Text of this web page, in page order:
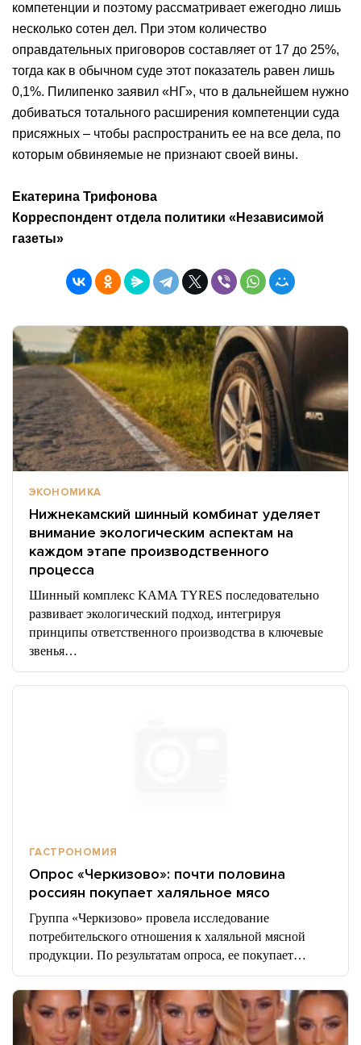
компетенции и поэтому рассматривает ежегодно лишь
несколько сотен дел. При этом количество
оправдательных приговоров составляет от 17 до 25%,
тогда как в обычном суде этот показатель равен лишь
0,1%. Пилипенко заявил «НГ», что в дальнейшем нужно
добиваться тотального расширения компетенции суда
присяжных – чтобы распространить ее на все дела, по
которым обвиняемые не признают своей вины.
Екатерина Трифонова
Корреспондент отдела политики «Независимой
газеты»
ЭКОНОМИКА
Нижнекамский шинный комбинат уделяет
внимание экологическим аспектам на
каждом этапе производственного
процесса
Шинный комплекс KAMA TYRES последовательно
развивает экологический подход, интегрируя
принципы ответственного производства в ключевые
звенья…
ГАСТРОНОМИЯ
Опрос «Черкизово»: почти половина
россиян покупает халяльное мясо
Группа «Черкизово» провела исследование
потребительского отношения к халяльной мясной
продукции. По результатам опроса, ее покупает…